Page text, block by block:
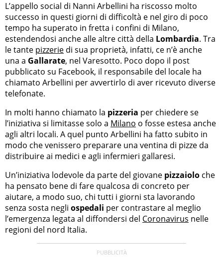
L’appello social di Nanni Arbellini ha riscosso molto
successo in questi giorni di difficoltà e nel giro di poco
tempo ha superato in fretta i confini di Milano,
estendendosi anche alle altre città della Lombardia. Tra
le tante pizzerie di sua proprietà, infatti, ce n’è anche
una a Gallarate, nel Varesotto. Poco dopo il post
pubblicato su Facebook, il responsabile del locale ha
chiamato Arbellini per avvertirlo di aver ricevuto diverse
telefonate.
In molti hanno chiamato la pizzeria per chiedere se
l’iniziativa si limitasse solo a Milano o fosse estesa anche
agli altri locali. A quel punto Arbellini ha fatto subito in
modo che venissero preparare una ventina di pizze da
distribuire ai medici e agli infermieri gallaresi.
Un’iniziativa lodevole da parte del giovane pizzaiolo che
ha pensato bene di fare qualcosa di concreto per
aiutare, a modo suo, chi tutti i giorni sta lavorando
senza sosta negli ospedali per contrastare al meglio
l’emergenza legata al diffondersi del Coronavirus nelle
regioni del nord Italia.